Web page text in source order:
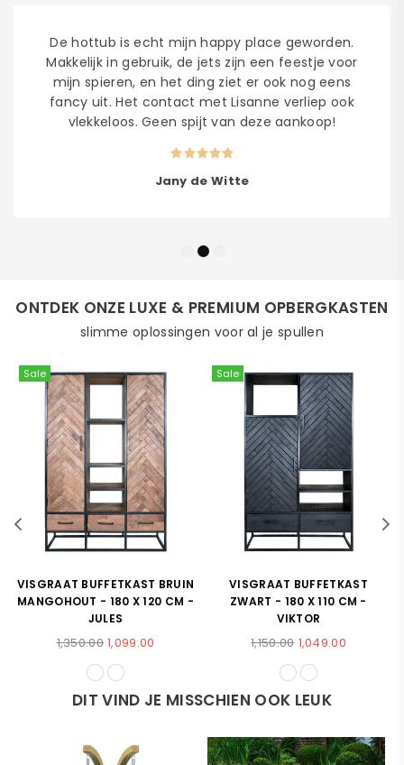
De hottub is echt mijn happy place geworden.
Makkelijk in gebruik, de jets zijn een feestje voor
mijn spieren, en het ding ziet er ook nog eens
fancy uit. Het contact met Lisanne verliep ook
vlekkeloos. Geen spijt van deze aankoop!
Jany de Witte
ONTDEK ONZE LUXE & PREMIUM OPBERGKASTEN
slimme oplossingen voor al je spullen
Sale
VISGRAAT BUFFETKAST BRUIN
MANGOHOUT - 180 X 120 CM -
JULES
Normale
1,350.00 1,099.00
Sale
VISGRAAT BUFFETKAST
ZWART - 180 X 110 CM -
VIKTOR
Normale
1,150.00 1,049.00
DIT VIND JE MISSCHIEN OOK LEUK